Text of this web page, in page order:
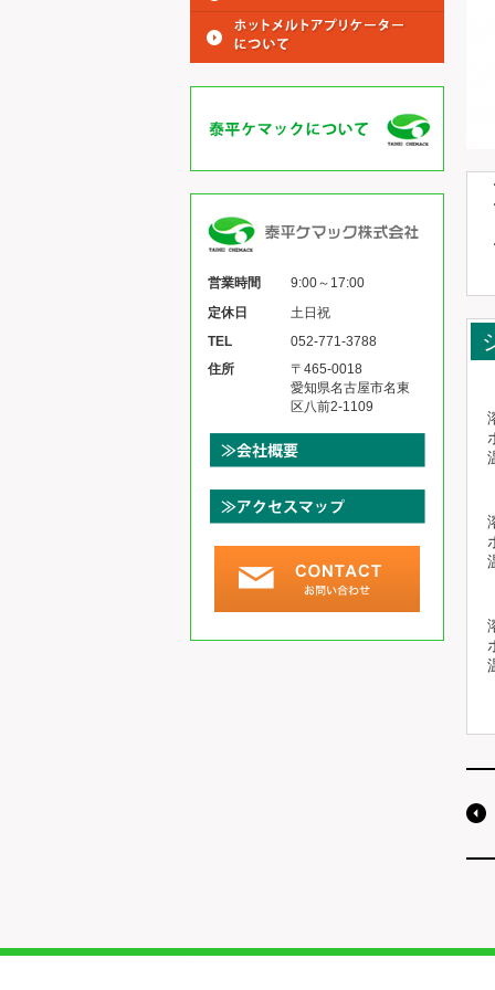
営業時間
9:00～17:00
定休日
土日祝
TEL
052-771-3788
住所
〒465-0018
愛知県名古屋市名東
区八前2-1109